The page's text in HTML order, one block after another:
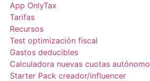
App OnlyTax
Tarifas
Recursos
Test optimización fiscal
Gastos deducibles
Calculadora nuevas cuotas autónomo
Starter Pack creador/influencer